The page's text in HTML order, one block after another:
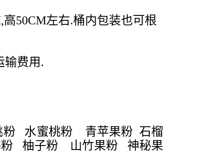
50CM左右.桶内包装也可根
输费用.
粉 水蜜桃粉 青苹果粉 石榴
粉 柚子粉 山竹果粉 神秘果